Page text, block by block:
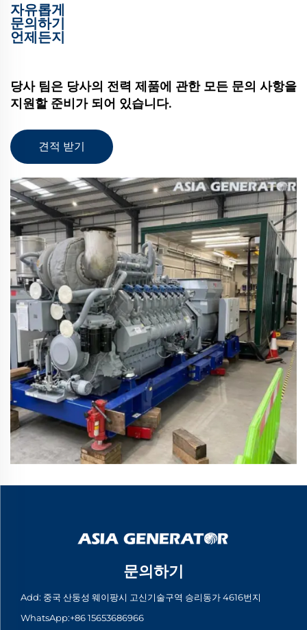
자유롭게
문의하기
언제든지
당사 팀은 당사의 전력 제품에 관한 모든 문의 사항을
지원할 준비가 되어 있습니다.
견적 받기
문의하기
Add: 중국 산둥성 웨이팡시 고신기술구역 승리동가 4616번지
WhatsApp:+86 15653686966